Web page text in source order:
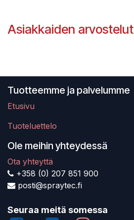
Asiakkaiden arvostelut
Tuotteemme ja palvelumme
Etusivu
Tuoteluettelo
Ole meihin yhteydessä
Ota yhteyttä
+358 (0) 207 851 900
posti@spraytec.fi
Seuraa meitä somessa